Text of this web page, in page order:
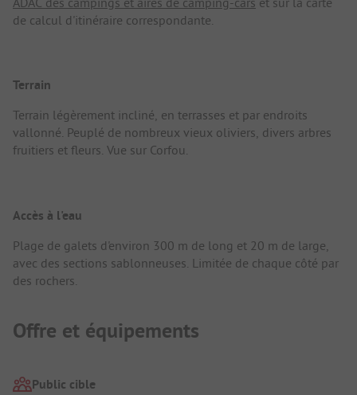
de calcul d'itinéraire correspondante.
Terrain
Terrain légèrement incliné, en terrasses et par endroits
vallonné. Peuplé de nombreux vieux oliviers, divers arbres
fruitiers et fleurs. Vue sur Corfou.
Accès à l'eau
Plage de galets d'environ 300 m de long et 20 m de large,
avec des sections sablonneuses. Limitée de chaque côté par
des rochers.
Offre et équipements
Public cible